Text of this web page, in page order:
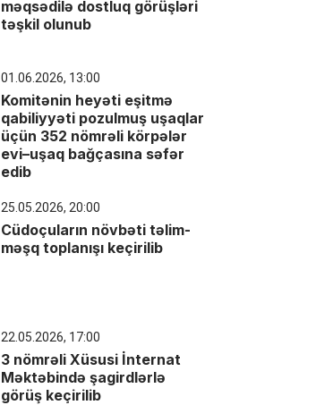
məqsədilə dostluq görüşləri
təşkil olunub
01.06.2026, 13:00
Komitənin heyəti eşitmə
qabiliyyəti pozulmuş uşaqlar
üçün 352 nömrəli körpələr
evi–uşaq bağçasına səfər
edib
25.05.2026, 20:00
Cüdoçuların növbəti təlim-
məşq toplanışı keçirilib
22.05.2026, 17:00
3 nömrəli Xüsusi İnternat
Məktəbində şagirdlərlə
görüş keçirilib